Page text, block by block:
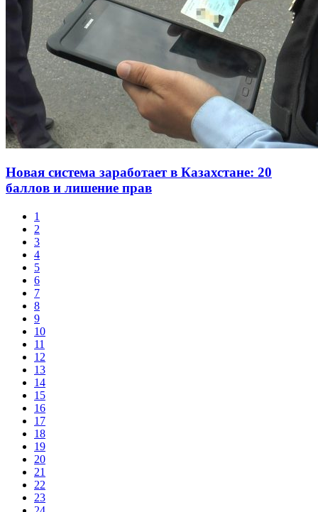
Новая система заработает в Казахстане: 20
баллов и лишение прав
1
2
3
4
5
6
7
8
9
10
11
12
13
14
15
16
17
18
19
20
21
22
23